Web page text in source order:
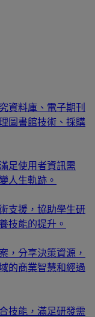
資料庫、電子期刊
圖書館技術、採購
足使用者資訊需
人生軌跡。
支援，協助學生研
技能的提升。
，分享決策資源，
的商業智慧和經過
技能，滿足研發需